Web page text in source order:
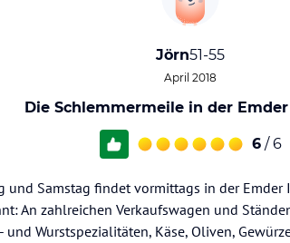
Jörn51-55
April 2018
Die Schlemmermeile in der
6 / 6
und Samstag findet vormittags in der
An zahlreichen Verkaufswagen und
und Wurstspezialitäten, Käse, Oliven,